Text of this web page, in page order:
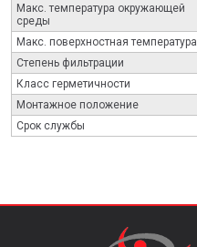
Макс. температура окружающей
среды
Макс. поверхностная температура
Степень фильтрации
Класс герметичности
Монтажное положение
Срок службы